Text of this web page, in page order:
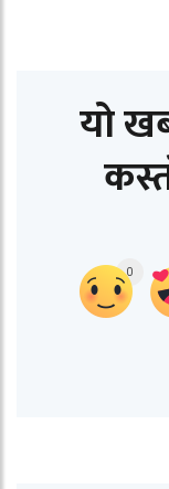
यो
0